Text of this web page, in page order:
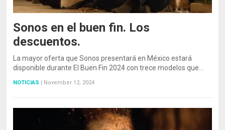
Sonos en el buen fin. Los
descuentos.
La mayor oferta que Sonos presentará en México estará
disponible durante El Buen Fin 2024 con trece modelos que…
NOTICIAS | November 12, 2024